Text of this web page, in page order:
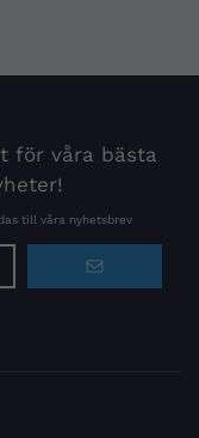
för våra bästa
till våra nyhetsbrev